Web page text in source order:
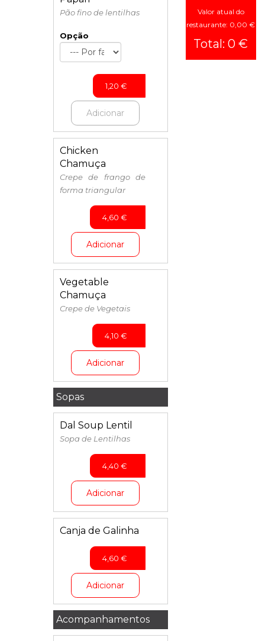
Mariscos
Água
Pão fino de lentilhas
Opção
1,20 €
Adicionar
Chicken
Chamuça
Crepe de frango de
forma triangular
4,60 €
Adicionar
Vegetable
Chamuça
Crepe de Vegetais
4,10 €
Adicionar
Sopas
Dal Soup Lentil
Sopa de Lentilhas
4,40 €
Adicionar
Canja de Galinha
4,60 €
Adicionar
Acompanhamentos
Valor atual do
restaurante: 0,00 €
Total: 0 €